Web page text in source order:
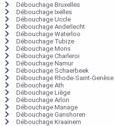
Débouchage Bruxelles
Débouchage Ixelles
Débouchage Uccle
Débouchage Anderlecht
Débouchage Waterloo
Débouchage Tubize
Débouchage Mons
Débouchage Charleroi
Débouchage Namur
Débouchage Schaerbeek
Débouchage Rhode-Saint-Genèse
Débouchage Ath
Débouchage Liège
Débouchage Arlon
Débouchage Manage
Débouchage Ganshoren
Débouchage Kraainem